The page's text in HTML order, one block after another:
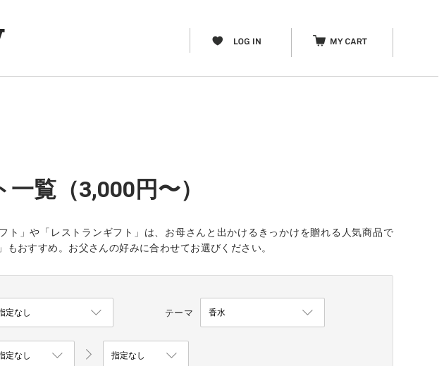
覧（3,000円〜）
ト」や「レストランギフト」は、お母さんと出かけるきっかけを贈れる人気商品で
おすすめ。お父さんの好みに合わせてお選びください。
テーマ